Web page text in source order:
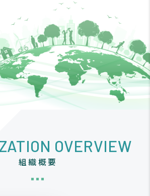
OVERVIEW
組織概要